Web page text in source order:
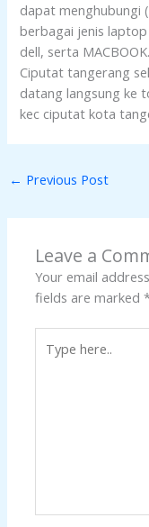
dapat menghubungi
berbagai jenis
dell, serta
Ciputat tangerang
datang langsung ke
kec ciputat kota
← Previous Post
Leave a
Your email
fields are marked
here..